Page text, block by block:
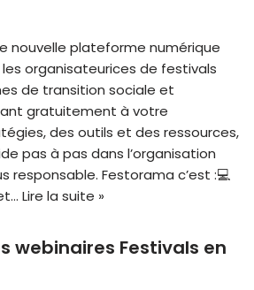
nouvelle plateforme numérique
organisateurices de festivals
de transition sociale et
gratuitement à votre
des outils et des ressources,
pas à pas dans l’organisation
responsable. Festorama c’est :💻
Lire la suite »
webinaires Festivals en